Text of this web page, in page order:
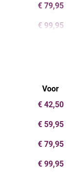
€ 79,95
€ 99,95
Voor
€ 42,50
€ 59,95
€ 79,95
€ 99,95